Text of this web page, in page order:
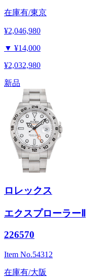
在庫有/東京
¥2,046,980
▼ ¥14,000
¥2,032,980
新品
ロレックス
エクスプローラーⅡ
226570
Item No.54312
在庫有/大阪